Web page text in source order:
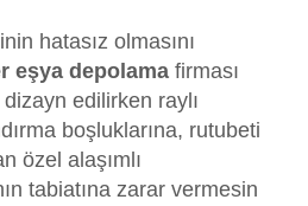
hatasız olmasını
eşya depolama firması
edilirken raylı
boşluklarına, rutubeti
özel alaşımlı
tabiatına zarar vermesin